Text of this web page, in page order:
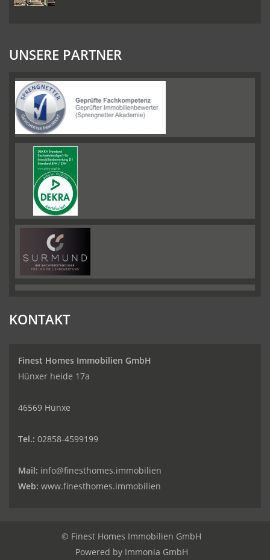
UNSERE PARTNER
KONTAKT
Finest Homes Immobilien GmbH
Hünxer heide 17a
46569 Hünxe
Tel.: 02858-4599199
Mail: info@finesthomes.immobilien
Web: www.finesthomes.immobilien
© Finest Homes Immobilien GmbH
Powered by Immonia GmbH